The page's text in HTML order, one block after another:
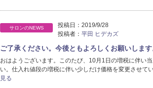
サロンのNEWS 投稿日： 2019/9/28
投稿者： 平田 ヒデカズ
ご了承ください。今後ともよろしくお願いします
おはようございます。このたび、10月1日の増税に伴い
い。仕入れ値段の増税に伴い少しだけ価格を変更させて
見る